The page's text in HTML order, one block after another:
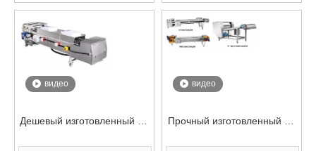
видео
Дешевый изготовленный на
видео
Прочный изготовленный на